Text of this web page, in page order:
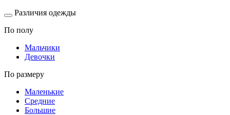
Различия одежды
По полу
Мальчики
Девочки
По размеру
Маленькие
Средние
Большие